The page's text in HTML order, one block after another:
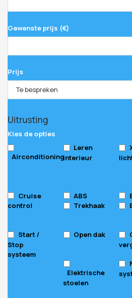
Gewenste prijs (€)
Prijs
Te bespreken
Uitrusting
Kies de opties
Airconditioning
Leren
interieur
Cruise
control
ABS
Trekhaak
Start /
Stop
systeem
Open dak
Elektrische
stoelen